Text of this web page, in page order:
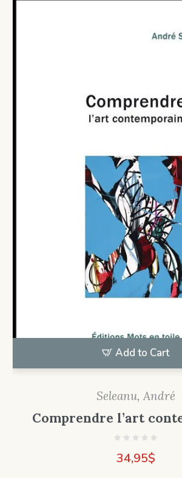
Add to Cart
Seleanu, André
Comprendre l’art
34,95$